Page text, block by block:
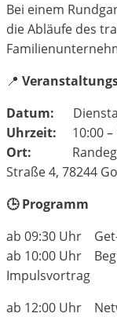
Bei einem
die Abläufe des
📍
Datum:
Uhrzeit: 10:00 –
Ort:
Straße 4, 78244
🕒 Programm
ab 09:30 Uhr
ab 10:00 Uhr
Impulsvortrag
ab 12:00 Uhr